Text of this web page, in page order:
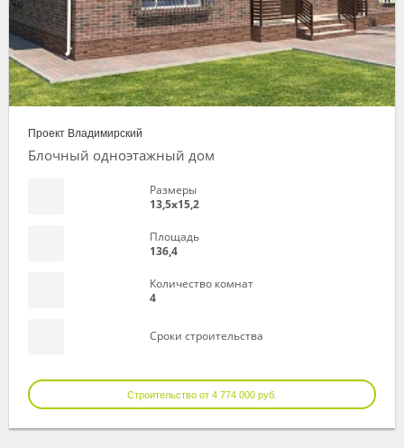
Проект Владимирский
Блочный одноэтажный дом
Размеры
13,5х15,2
Площадь
136,4
Количество комнат
4
Сроки строительства
Строительство от 4 774 000 руб.